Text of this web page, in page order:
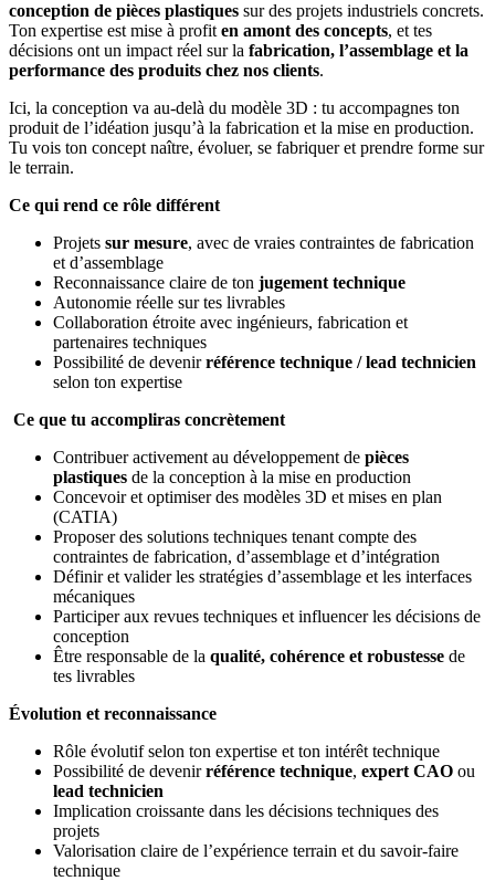
conception de pièces plastiques sur des projets industriels concrets.
Ton expertise est mise à profit en amont des concepts, et tes
décisions ont un impact réel sur la fabrication, l’assemblage et la
performance des produits chez nos clients.
Ici, la conception va au‑delà du modèle 3D : tu accompagnes ton
produit de l’idéation jusqu’à la fabrication et la mise en production.
Tu vois ton concept naître, évoluer, se fabriquer et prendre forme sur
le terrain.
Ce qui rend ce rôle différent
Projets sur mesure, avec de vraies contraintes de fabrication
et d’assemblage
Reconnaissance claire de ton jugement technique
Autonomie réelle sur tes livrables
Collaboration étroite avec ingénieurs, fabrication et
partenaires techniques
Possibilité de devenirréférence technique / lead technicien
selon ton expertise
Ce que tu accompliras concrètement
Contribuer activement au développement de pièces
plastiques de la conception à la mise en production
Concevoir et optimiser des modèles 3D et mises en plan
(CATIA)
Proposer des solutions techniques tenant compte des
contraintes de fabrication, d’assemblage et d’intégration
Définir et valider les stratégies d’assemblage et les interfaces
mécaniques
Participer aux revues techniques et influencer les décisions de
conception
Être responsable de la qualité, cohérence et robustesse de
tes livrables
Évolution et reconnaissance
Rôle évolutif selon ton expertise et ton intérêt technique
Possibilité de devenirréférence technique, expert CAO ou
lead technicien
Implication croissante dans les décisions techniques des
projets
Valorisation claire de l’expérience terrain et du savoir-faire
technique